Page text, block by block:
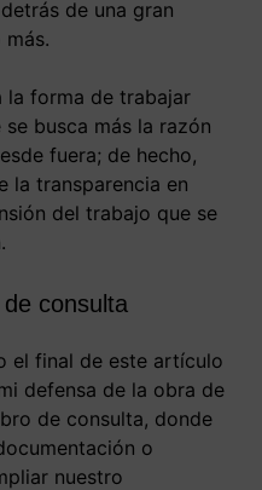
de una gran
más.
la forma de trabajar
busca más la razón
fuera; de hecho,
la transparencia en
del trabajo que se
consulta
el final de este artículo
defensa de la obra de
de consulta, donde
o
nuestro